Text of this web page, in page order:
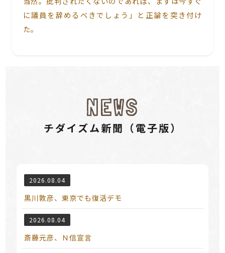
に議員を辞めるべきでしょう」と正論を突き付け
た。
NEWS
チダイズム新聞（電⼦版）
2026.08.04
黒川敦彦、東京でも復活デモ
2026.08.04
斎藤元彦、Ｎ信宣言